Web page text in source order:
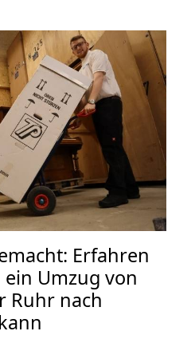
Erfahren
ein Umzug von
Ruhr nach